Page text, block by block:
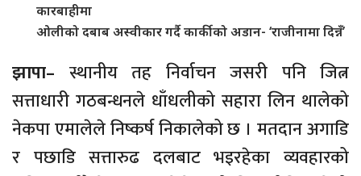
कारबाहीमा
ओलीको दबाब अस्वीकार गर्दै कार्कीको अडान- ‘राजीनामा दिन्नँ’
झापा– स्थानीय तह निर्वाचन जसरी पनि जित्न
सत्ताधारी गठबन्धनले धाँधलीको सहारा लिन थालेको
नेकपा एमालेले निष्कर्ष निकालेको छ । मतदान अगाडि
र पछाडि सत्तारुढ दलबाट भइरहेका व्यवहारको